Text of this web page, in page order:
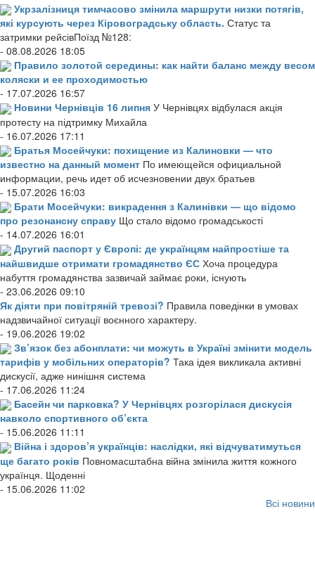
Укрзалізниця тимчасово змінила маршрути низки потягів,
які курсують через Кіровоградську область. Статус та
затримки рейсівПоїзд №128:
- 08.08.2026 18:05
Правило золотой середины: как найти баланс между весом
коляски и ее проходимостью
- 17.07.2026 16:57
Новини Чернівців 16 липня У Чернівцях відбулася акція
протесту на підтримку Михайла
- 16.07.2026 17:11
Братья Мосейчуки: похищение из Калиновки — что
известно на данный момент По имеющейся официальной
информации, речь идет об исчезновении двух братьев
- 15.07.2026 16:03
Брати Мосейчуки: викрадення з Калинівки — що відомо
про резонансну справу Що стало відомо громадськості
- 14.07.2026 16:01
Другий паспорт у Європі: де українцям найпростіше та
найшвидше отримати громадянство ЄС Хоча процедура
набуття громадянства зазвичай займає роки, існують
- 23.06.2026 09:10
Як діяти при повітряній тревозі? Правила поведінки в умовах
надзвичайної ситуації воєнного характеру.
- 19.06.2026 19:02
Зв’язок без абонплати: чи можуть в Україні змінити модель
тарифів у мобільних операторів? Така ідея викликала активні
дискусії, адже нинішня система
- 17.06.2026 11:24
Басейн чи парковка? У Чернівцях розгорілася дискусія
навколо спортивного об’єкта
- 15.06.2026 11:11
Війна і здоров’я українців: наслідки, які відчуватимуться
ще багато років Повномасштабна війна змінила життя кожного
українця. Щоденні
- 15.06.2026 11:02
Всі новини